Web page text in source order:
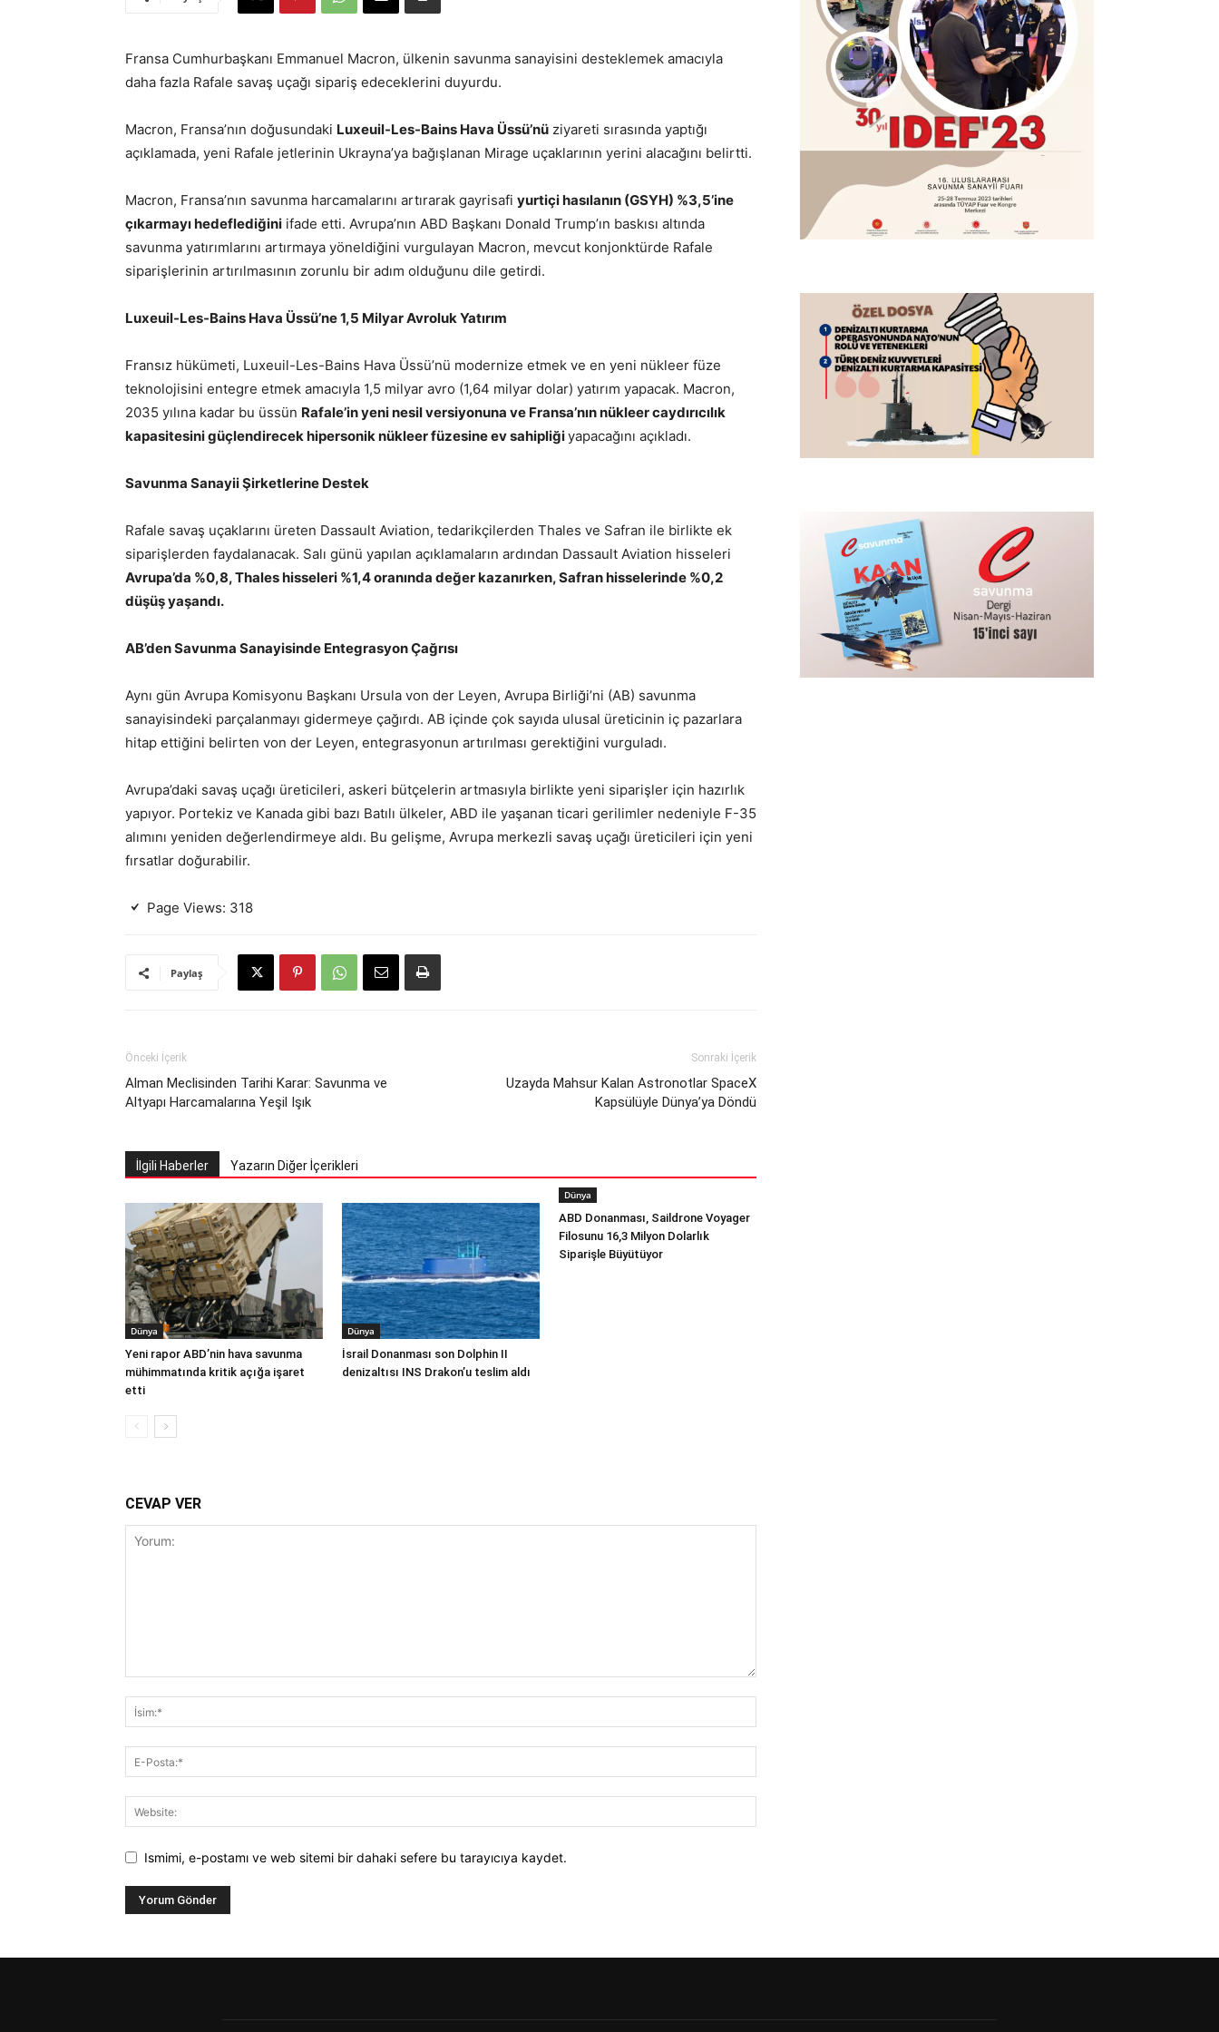
Fransa Cumhurbaşkanı Emmanuel Macron, ülkenin savunma sanayisini desteklemek amacıyla
daha fazla Rafale savaş uçağı sipariş edeceklerini duyurdu.
Macron, Fransa’nın doğusundaki Luxeuil-Les-Bains Hava Üssü’nü ziyareti sırasında yaptığı
açıklamada, yeni Rafale jetlerinin Ukrayna’ya bağışlanan Mirage uçaklarının yerini alacağını belirtti.
Macron, Fransa’nın savunma harcamalarını artırarak gayrisafi yurtiçi hasılanın (GSYH) %3,5’ine
çıkarmayı hedeflediğini ifade etti. Avrupa’nın ABD Başkanı Donald Trump’ın baskısı altında
savunma yatırımlarını artırmaya yöneldiğini vurgulayan Macron, mevcut konjonktürde Rafale
siparişlerinin artırılmasının zorunlu bir adım olduğunu dile getirdi.
Luxeuil-Les-Bains Hava Üssü’ne 1,5 Milyar Avroluk Yatırım
Fransız hükümeti, Luxeuil-Les-Bains Hava Üssü’nü modernize etmek ve en yeni nükleer füze
teknolojisini entegre etmek amacıyla 1,5 milyar avro (1,64 milyar dolar) yatırım yapacak. Macron,
2035 yılına kadar bu üssün Rafale’in yeni nesil versiyonuna ve Fransa’nın nükleer caydırıcılık
kapasitesini güçlendirecek hipersonik nükleer füzesine ev sahipliğiyapacağını açıkladı.
Savunma Sanayii Şirketlerine Destek
Rafale savaş uçaklarını üreten Dassault Aviation, tedarikçilerden Thales ve Safran ile birlikte ek
siparişlerden faydalanacak. Salı günü yapılan açıklamaların ardından Dassault Aviation hisseleri
Avrupa’da %0,8, Thales hisseleri %1,4 oranında değer kazanırken, Safran hisselerinde %0,2
düşüş yaşandı.
AB’den Savunma Sanayisinde Entegrasyon Çağrısı
Aynı gün Avrupa Komisyonu Başkanı Ursula von der Leyen, Avrupa Birliği’ni (AB) savunma
sanayisindeki parçalanmayı gidermeye çağırdı. AB içinde çok sayıda ulusal üreticinin iç pazarlara
hitap ettiğini belirten von der Leyen, entegrasyonun artırılması gerektiğini vurguladı.
Avrupa’daki savaş uçağı üreticileri, askeri bütçelerin artmasıyla birlikte yeni siparişler için hazırlık
yapıyor. Portekiz ve Kanada gibi bazı Batılı ülkeler, ABD ile yaşanan ticari gerilimler nedeniyle F-35
alımını yeniden değerlendirmeye aldı. Bu gelişme, Avrupa merkezli savaş uçağı üreticileri için yeni
fırsatlar doğurabilir.
Page Views: 318
Paylaş
Önceki İçerik
Alman Meclisinden Tarihi Karar: Savunma ve
Altyapı Harcamalarına Yeşil Işık
Sonraki İçerik
Uzayda Mahsur Kalan Astronotlar SpaceX
Kapsülüyle Dünya’ya Döndü
İlgili Haberler Yazarın Diğer İçerikleri
Dünya
Yeni rapor ABD’nin hava savunma
mühimmatında kritik açığa işaret
etti
Dünya
İsrail Donanması son Dolphin II
denizaltısı INS Drakon’u teslim aldı
Dünya
ABD Donanması, Saildrone Voyager
Filosunu 16,3 Milyon Dolarlık
Siparişle Büyütüyor
CEVAP VER
Ismimi, e-postamı ve web sitemi bir dahaki sefere bu tarayıcıya kaydet.